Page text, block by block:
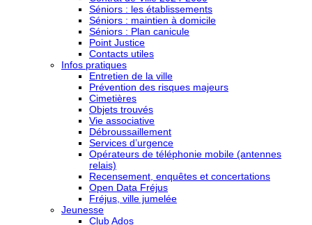
Séniors : les établissements
Séniors : maintien à domicile
Séniors : Plan canicule
Point Justice
Contacts utiles
Infos pratiques
Entretien de la ville
Prévention des risques majeurs
Cimetières
Objets trouvés
Vie associative
Débroussaillement
Services d’urgence
Opérateurs de téléphonie mobile (antennes
relais)
Recensement, enquêtes et concertations
Open Data Fréjus
Fréjus, ville jumelée
Jeunesse
Club Ados